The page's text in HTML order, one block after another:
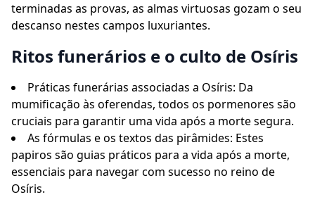
terminadas as provas, as almas virtuosas gozam o seu
descanso nestes campos luxuriantes.
Ritos funerários e o culto de Osíris
Práticas funerárias associadas a Osíris: Da
mumificação às oferendas, todos os pormenores são
cruciais para garantir uma vida após a morte segura.
As fórmulas e os textos das pirâmides: Estes
papiros são guias práticos para a vida após a morte,
essenciais para navegar com sucesso no reino de
Osíris.